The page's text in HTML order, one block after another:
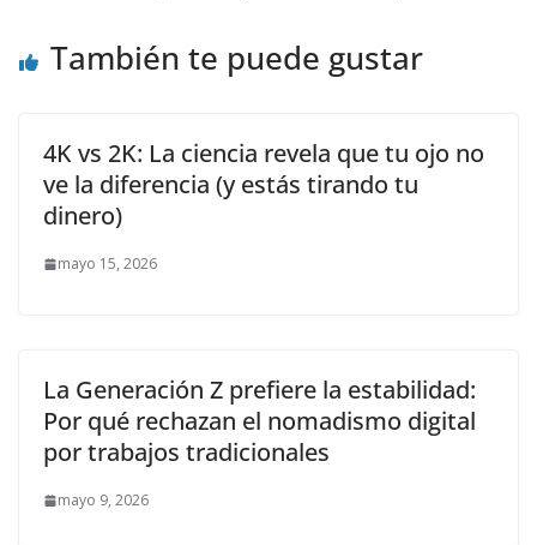
También te puede gustar
4K vs 2K: La ciencia revela que tu ojo no
ve la diferencia (y estás tirando tu
dinero)
mayo 15, 2026
La Generación Z prefiere la estabilidad:
Por qué rechazan el nomadismo digital
por trabajos tradicionales
mayo 9, 2026